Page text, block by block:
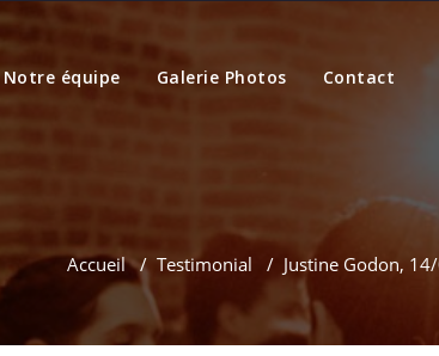
Notre équipe Galerie Photos Contact
Accueil/ Testimonial / Justine Godon,